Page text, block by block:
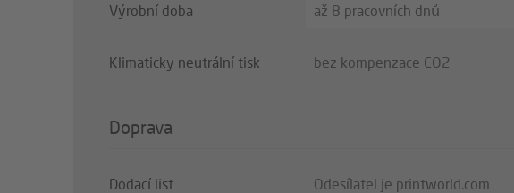
Výrobní doba až 8 pracovních dnů
Klimaticky neutrální tisk bez kompenzace CO2
Doprava
Dodací list Odesílatel je printworld.com